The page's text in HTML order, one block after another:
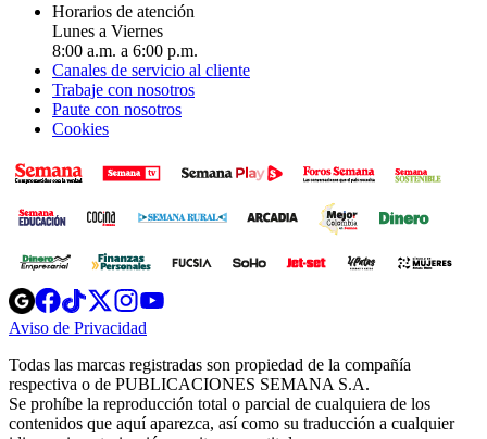
Horarios de atención
Lunes a Viernes
8:00 a.m. a 6:00 p.m.
Canales de servicio al cliente
Trabaje con nosotros
Paute con nosotros
Cookies
Opens
in
new
Opens
in
new
Opens
in
new
window
Opens
new
windowwindow
Aviso de Privacidad
new
window
Todas las marcas registradas son propiedad de la compañía
respectiva o de PUBLICACIONES SEMANA S.A.
Se prohíbe la reproducción total o parcial de cualquiera de los
contenidos que aquí aparezca, así como su traducción a cualquier